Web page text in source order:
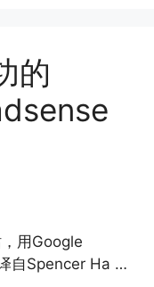
的
用Google
自Spencer Ha …